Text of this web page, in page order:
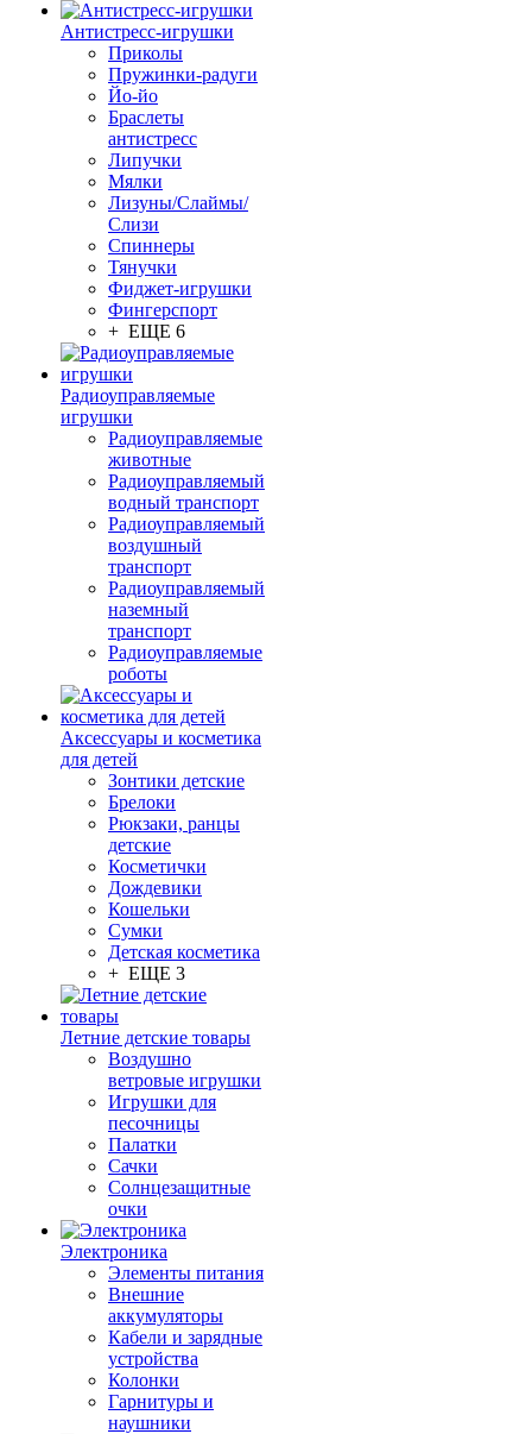
Антистресс-игрушки
Приколы
Пружинки-радуги
Йо-йо
Браслеты
антистресс
Липучки
Мялки
Лизуны/Слаймы/
Слизи
Спиннеры
Тянучки
Фиджет-игрушки
Фингерспорт
+ ЕЩЕ 6
Радиоуправляемые
игрушки
Радиоуправляемые
животные
Радиоуправляемый
водный транспорт
Радиоуправляемый
воздушный
транспорт
Радиоуправляемый
наземный
транспорт
Радиоуправляемые
роботы
Аксессуары и косметика
для детей
Зонтики детские
Брелоки
Рюкзаки, ранцы
детские
Косметички
Дождевики
Кошельки
Сумки
Детская косметика
+ ЕЩЕ 3
Летние детские товары
Воздушно
ветровые игрушки
Игрушки для
песочницы
Палатки
Сачки
Солнцезащитные
очки
Электроника
Элементы питания
Внешние
аккумуляторы
Кабели и зарядные
устройства
Колонки
Гарнитуры и
наушники